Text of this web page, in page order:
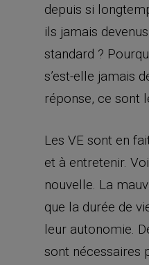
depuis si
ils jamais
standard ?
s’est-elle jamais
réponse, ce sont
Les VE sont en
et à entretenir.
nouvelle. La
que la durée de
leur autonomie.
sont nécessaires